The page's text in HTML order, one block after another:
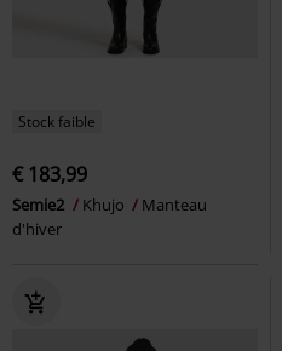
Stock faible
€ 183,99
Semie2 Khujo
Manteau
d'hiver